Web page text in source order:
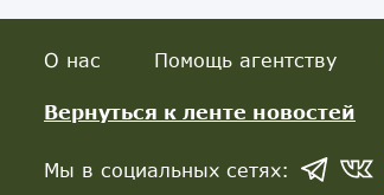
О нас Помощь агентству
Вернуться к ленте новостей
Мы в социальных сетях: